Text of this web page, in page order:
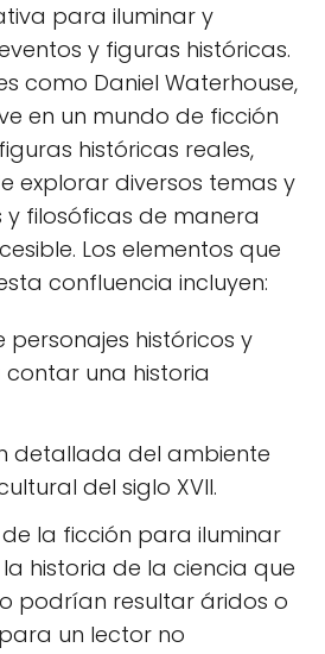
para iluminar y
y figuras históricas.
como Daniel Waterhouse,
en un mundo de ficción
históricas reales,
explorar diversos temas y
filosóficas de manera
Los elementos que
confluencia incluyen:
personajes históricos y
una historia
detallada del ambiente
del siglo XVII.
de la ficción para iluminar
historia de la ciencia que
podrían resultar áridos o
un lector no